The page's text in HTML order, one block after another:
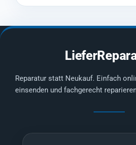
Reparatur statt Neukauf. Einfach
einsenden und fachgerecht